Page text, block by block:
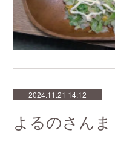
2024.11.21 14:12
よるのさんま